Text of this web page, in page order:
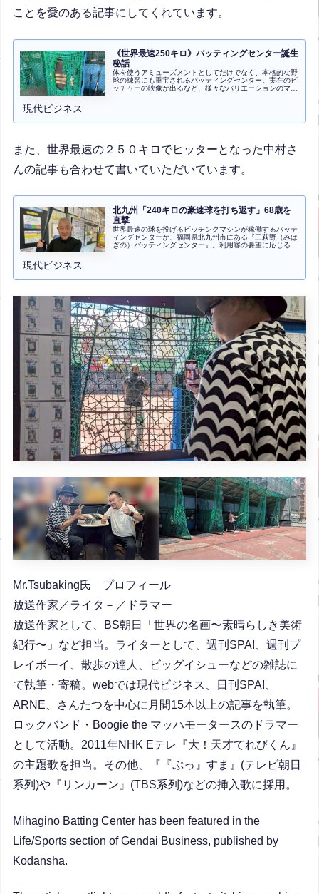
ことを愛のある記事にしてくれています。
《世界最速250キロ》バッティングセンター誕生
秘話
体を使うアミューズメントとしてだけでなく、本格的な野
球の練習にも重宝されるバッティングセンター。実在のピ
ッチャーの映像が出るなど、様々なバリエーションのマシ
現代ビジネス
また、世界最速の２５０キロでヒッターとなった中村さ
んの記事も合わせて書いていただいています。
北九州「240キロの豪速球を打ち返す」68歳を
直撃
世界最速の球を投げるピッチングマシンが稼働するバッテ
ィングセンターが、福岡県北九州市にある『三萩野（みは
ぎの）バッティングセンター』。利用客の要望に応じる形
現代ビジネス
Mr.Tsubaking氏 プロフィール
放送作家／ライタ－／ドラマー
放送作家として、BS朝日「世界の名画〜素晴らしき美術
紀行〜」など担当。ライターとして、週刊SPA!、週刊プ
レイボーイ、散歩の達人、ビッグイシューなどの雑誌に
て執筆・寄稿。webでは現代ビジネス、日刊SPA!、
ARNE、さんたつを中心に月間15本以上の記事を執筆。
ロックバンド・Boogie the マッハモータースのドラマー
として活動。2011年NHK Eテレ『大！天才てれびくん』
の主題歌を担当。その他、『『ぷっ』すま』(テレビ朝日
系列)や『リンカーン』(TBS系列)などの挿入歌に採用。
Mihagino Batting Center has been featured in the
Life/Sports section of Gendai Business, published by
Kodansha.